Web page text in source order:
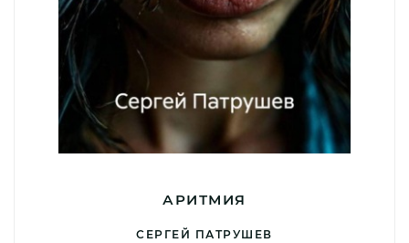
АРИТМИЯ
СЕРГЕЙ ПАТРУШЕВ